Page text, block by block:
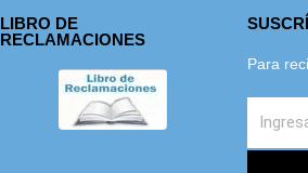
LIBRO DE
RECLAMACIONES
Para